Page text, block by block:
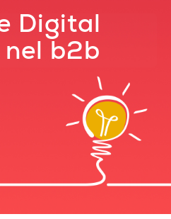
Digital
b2b